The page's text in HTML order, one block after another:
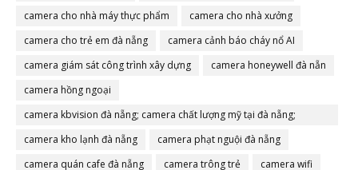
camera cho nhà máy thực phẩm
camera cho nhà xưởng
camera cho trẻ em đà nẵng
camera cảnh báo cháy nổ AI
camera giám sát công trình xây dựng
camera honeywell đà nẵn
camera hồng ngoại
camera kbvision đà nẵng; camera chất lượng mỹ tại đà nẵng;
camera đà nẵng
camera kho lạnh đà nẵng
camera phạt nguội đà nẵng
camera quán cafe đà nẵng
camera trông trẻ
camera wifi